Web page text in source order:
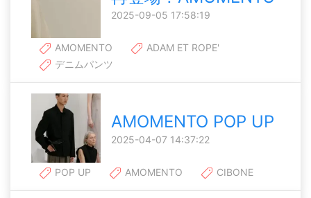
2025-09-05 17:58:19
AMOMENTO
ADAM ET ROPE'
デニムパンツ
AMOMENTO POP UP
2025-04-07 14:37:22
POP UP AMOMENTO CIBONE